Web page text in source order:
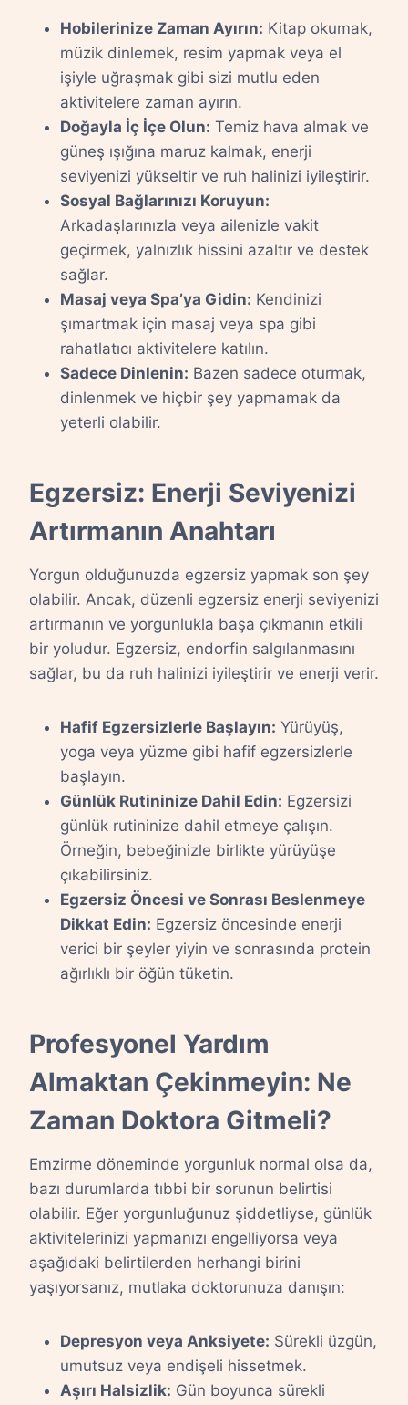
Hobilerinize Zaman Ayırın: Kitap okumak,
müzik dinlemek, resim yapmak veya el
işiyle uğraşmak gibi sizi mutlu eden
aktivitelere zaman ayırın.
Doğayla İç İçe Olun: Temiz hava almak ve
güneş ışığına maruz kalmak, enerji
seviyenizi yükseltir ve ruh halinizi iyileştirir.
Sosyal Bağlarınızı Koruyun:
Arkadaşlarınızla veya ailenizle vakit
geçirmek, yalnızlık hissini azaltır ve destek
sağlar.
Masaj veya Spa’ya Gidin: Kendinizi
şımartmak için masaj veya spa gibi
rahatlatıcı aktivitelere katılın.
Sadece Dinlenin: Bazen sadece oturmak,
dinlenmek ve hiçbir şey yapmamak da
yeterli olabilir.
Egzersiz: Enerji Seviyenizi
Artırmanın Anahtarı
Yorgun olduğunuzda egzersiz yapmak son şey
olabilir. Ancak, düzenli egzersiz enerji seviyenizi
artırmanın ve yorgunlukla başa çıkmanın etkili
bir yoludur. Egzersiz, endorfin salgılanmasını
sağlar, bu da ruh halinizi iyileştirir ve enerji verir.
Hafif Egzersizlerle Başlayın: Yürüyüş,
yoga veya yüzme gibi hafif egzersizlerle
başlayın.
Günlük Rutininize Dahil Edin: Egzersizi
günlük rutininize dahil etmeye çalışın.
Örneğin, bebeğinizle birlikte yürüyüşe
çıkabilirsiniz.
Egzersiz Öncesi ve Sonrası Beslenmeye
Dikkat Edin: Egzersiz öncesinde enerji
verici bir şeyler yiyin ve sonrasında protein
ağırlıklı bir öğün tüketin.
Profesyonel Yardım
Almaktan Çekinmeyin: Ne
Zaman Doktora Gitmeli?
Emzirme döneminde yorgunluk normal olsa da,
bazı durumlarda tıbbi bir sorunun belirtisi
olabilir. Eğer yorgunluğunuz şiddetliyse, günlük
aktivitelerinizi yapmanızı engelliyorsa veya
aşağıdaki belirtilerden herhangi birini
yaşıyorsanız, mutlaka doktorunuza danışın:
Depresyon veya Anksiyete: Sürekli üzgün,
umutsuz veya endişeli hissetmek.
Aşırı Halsizlik: Gün boyunca sürekli